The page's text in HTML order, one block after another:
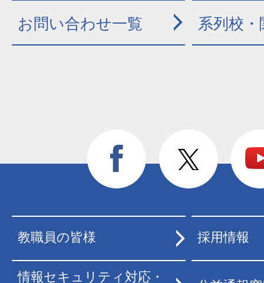
お問い合わせ一覧 系列校
教職員の皆様 採用情報
情報セキュリティ対応・